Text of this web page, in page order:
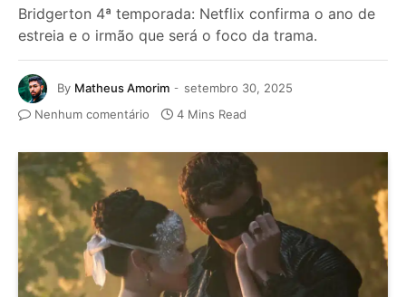
Bridgerton 4ª temporada: Netflix confirma o ano de
estreia e o irmão que será o foco da trama.
By Matheus Amorim
setembro 30, 2025
Nenhum comentário
4 Mins Read